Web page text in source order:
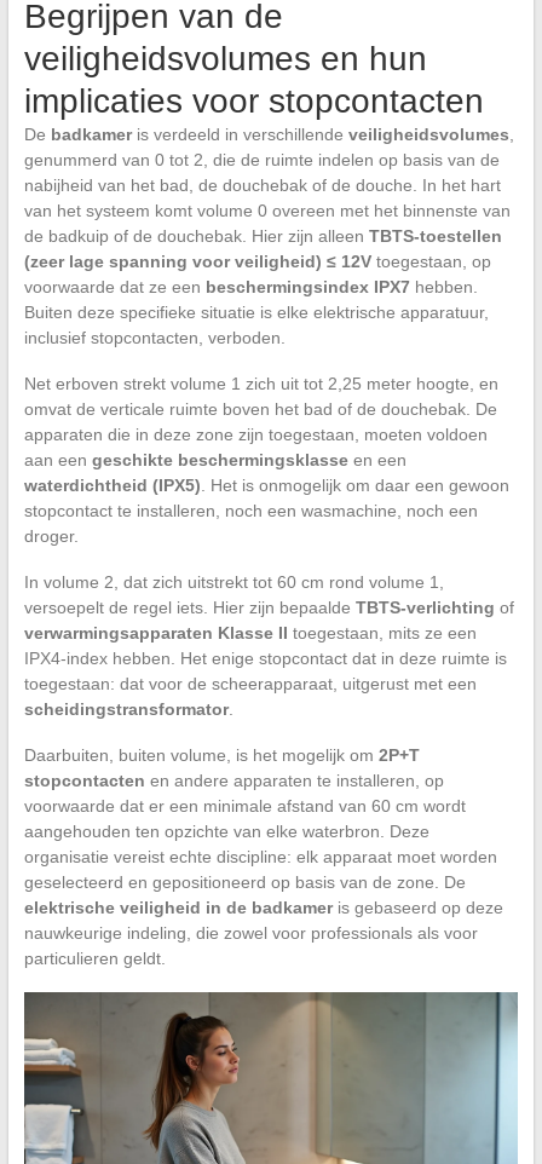
Begrijpen van de
veiligheidsvolumes en hun
implicaties voor stopcontacten
De badkameris verdeeld in verschillende veiligheidsvolumes
genummerd van 0 tot 2, die de ruimte indelen op basis van de
nabijheid van het bad, de douchebak of de douche. In het hart
van het systeem komt volume 0 overeen met het binnenste van
de badkuip of de douchebak. Hier zijn alleen TBTS-toestellen
(zeer lage spanning voor veiligheid) ≤ 12Vtoegestaan, op
voorwaarde dat ze een beschermingsindex IPX7hebben.
Buiten deze specifieke situatie is elke elektrische apparatuur,
inclusief stopcontacten, verboden.
Net erboven strekt volume 1 zich uit tot 2,25 meter hoogte, en
omvat de verticale ruimte boven het bad of de douchebak. De
apparaten die in deze zone zijn toegestaan, moeten voldoen
aan een geschikte beschermingsklasseen een
waterdichtheid (IPX5) . Het is onmogelijk om daar een gewoon
stopcontact te installeren, noch een wasmachine, noch een
droger.
In volume 2, dat zich uitstrekt tot 60 cm rond volume 1,
versoepelt de regel iets. Hier zijn bepaalde TBTS-verlichting of
verwarmingsapparaten Klasse II toegestaan, mits ze een
IPX4-index hebben. Het enige stopcontact dat in deze ruimte is
toegestaan: dat voor de scheerapparaat, uitgerust met een
scheidingstransformator.
Daarbuiten, buiten volume, is het mogelijk om 2P+T
stopcontacten en andere apparaten te installeren, op
voorwaarde dat er een minimale afstand van 60 cm wordt
aangehouden ten opzichte van elke waterbron. Deze
organisatie vereist echte discipline: elk apparaat moet worden
geselecteerd en gepositioneerd op basis van de zone. De
elektrische veiligheid in de badkameris gebaseerd op deze
nauwkeurige indeling, die zowel voor professionals als voor
particulieren geldt.